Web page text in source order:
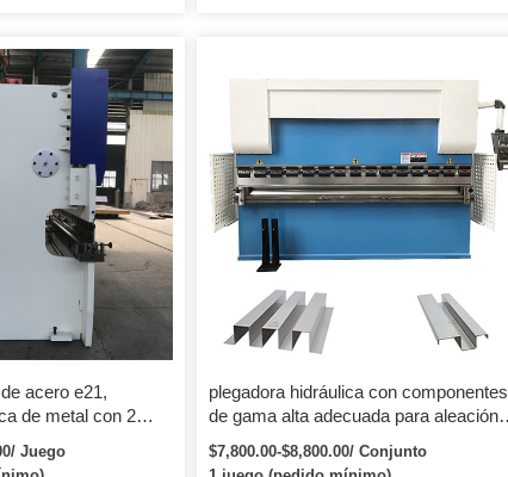
acero e21,
de metal con 2
Juego
plegadora hidráulica con componentes
de gama alta adecuada para aleación
de acero de 3200 mm
$7,800.00-$8,800.00/ Conjunto